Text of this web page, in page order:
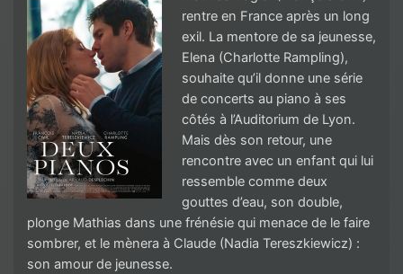
rentre en France après un long
exil. La mentore de sa jeunesse,
Elena (Charlotte Rampling),
souhaite qu’il donne une série
de concerts au piano à ses
côtés à l’Auditorium de Lyon.
Mais dès son retour, une
rencontre avec un enfant qui lui
ressemble comme deux
gouttes d’eau, son double,
plonge Mathias dans une frénésie qui menace de le faire
sombrer, et le mènera à Claude (Nadia Tereszkiewicz) :
son amour de jeunesse.